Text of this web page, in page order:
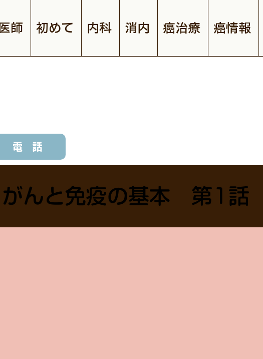
医師 初めて 内科 消内 癌治療 癌情報
電 話
がんと免疫の基本 第1話